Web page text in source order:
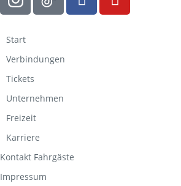
Start
Verbindungen
Tickets
Unternehmen
Freizeit
Karriere
Kontakt Fahrgäste
Impressum